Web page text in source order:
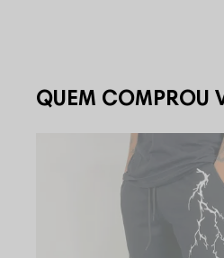
QUEM COMPROU